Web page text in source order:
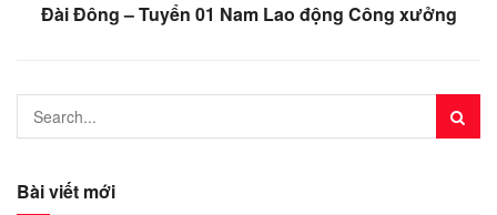
Đài Đông – Tuyển 01 Nam Lao động Công xưởng
Bài viết mới